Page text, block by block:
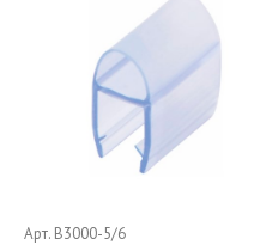
Арт. B3000-5/6